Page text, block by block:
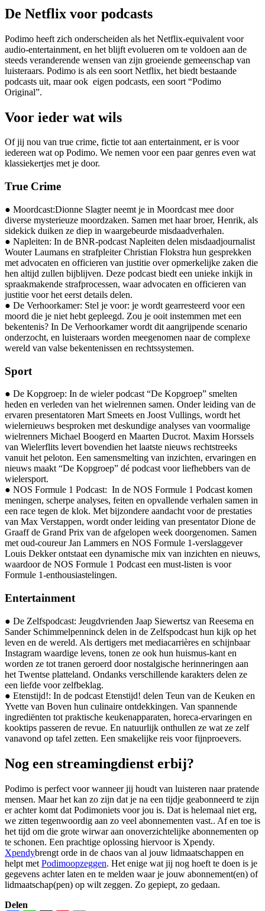
De Netflix voor podcasts
Podimo heeft zich onderscheiden als het Netflix-equivalent voor
audio-entertainment, en het blijft evolueren om te voldoen aan de
steeds veranderende wensen van zijn groeiende gemeenschap van
luisteraars. Podimo is als een soort Netflix, het biedt bestaande
podcasts uit, maar ook eigen podcasts, een soort “Podimo
Original”.
Voor ieder wat wils
Of jij nou van true crime, fictie tot aan entertainment, er is voor
iedereen wat op Podimo. We nemen voor een paar genres even wat
klassiekertjes met je door.
True Crime
● Moordcast:Dionne Slagter neemt je in Moordcast mee door
diverse mysterieuze moordzaken. Samen met haar broer, Henrik, als
sidekick duiken ze diep in waargebeurde misdaadverhalen.
● Napleiten: In de BNR-podcast Napleiten delen misdaadjournalist
Wouter Laumans en strafpleiter Christian Flokstra hun gesprekken
met advocaten en officieren van justitie over opmerkelijke zaken die
hen altijd zullen bijblijven. Deze podcast biedt een unieke inkijk in
spraakmakende strafprocessen, waar advocaten en officieren van
justitie voor het eerst details delen.
● De Verhoorkamer: Stel je voor: je wordt gearresteerd voor een
moord die je niet hebt gepleegd. Zou je ooit instemmen met een
bekentenis? In De Verhoorkamer wordt dit aangrijpende scenario
onderzocht, en luisteraars worden meegenomen naar de complexe
wereld van valse bekentenissen en rechtssystemen.
Sport
● De Kopgroep: In de wieler podcast “De Kopgroep” smelten
heden en verleden van het wielrennen samen. Onder leiding van de
ervaren presentatoren Mart Smeets en Joost Vullings, wordt het
wielernieuws besproken met deskundige analyses van voormalige
wielrenners Michael Boogerd en Maarten Ducrot. Maxim Horssels
van Wielerflits levert bovendien het laatste nieuws rechtstreeks
vanuit het peloton. Een samensmelting van inzichten, ervaringen en
nieuws maakt “De Kopgroep” dé podcast voor liefhebbers van de
wielersport.
● NOS Formule 1 Podcast: In de NOS Formule 1 Podcast komen
meningen, scherpe analyses, feiten en opvallende verhalen samen in
een race tegen de klok. Met bijzondere aandacht voor de prestaties
van Max Verstappen, wordt onder leiding van presentatorDione de
Graaff de Grand Prix van de afgelopen week doorgenomen. Samen
met oud-coureur Jan Lammers en NOS Formule 1-verslaggever
Louis Dekker ontstaat een dynamische mix van inzichten en nieuws,
waardoor de NOS Formule 1 Podcast een must-listen is voor
Formule 1-enthousiastelingen.
Entertainment
● De Zelfspodcast: Jeugdvrienden Jaap Siewertsz van Reesema en
Sander Schimmelpenninck delen in de Zelfspodcast hun kijk op het
leven en de wereld. Als dertigers met mediacarrières en schijnbaar
Instagram waardige levens, tonen ze ook hun huismus-kant en
worden ze tot tranen geroerd door nostalgische herinneringen aan
het Twentse platteland. Ondanks verschillende karakters delen ze
een liefde voor zelfbeklag.
● Etenstijd!: In de podcast Etenstijd! delen Teun van de Keuken en
Yvette van Boven hun culinaire ontdekkingen. Van spannende
ingrediënten tot praktische keukenapparaten, horeca-ervaringen en
kooktips passeren de revue. En natuurlijk onthullen ze wat ze zelf
vanavond op tafel zetten. Een smakelijke reis voor fijnproevers.
Nog een streamingdienst erbij?
Podimo is perfect voor wanneer jij houdt van luisteren naar pratende
mensen. Maar het kan zo zijn dat je na een tijdje geabonneerd te zijn
er achter komt dat Podimoniets voor jou is. Dat is helemaal niet erg,
we zitten tegenwoordig aan zo veel abonnementen vast.. Af en toe is
het tijd om die grote wirwar aan onoverzichtelijke abonnementen op
te schonen. Een prachtige oplossing hiervoor is Xpendy.
Xpendybrengt orde in de chaos van al jouw lidmaatschappen en
helpt met Podimoopzeggen. Het enige wat jij nog hoeft te doen is je
gegevens achter laten en te melden waar je jouw abonnement(en) of
lidmaatschap(pen) op wilt zeggen. Zo gepiept, zo gedaan.
Delen